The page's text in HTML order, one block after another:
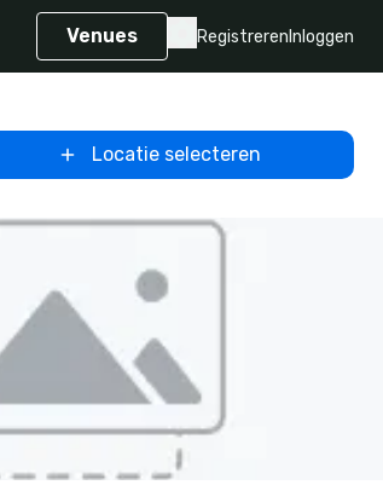
Venues Registreren Inloggen
Locatie selecteren